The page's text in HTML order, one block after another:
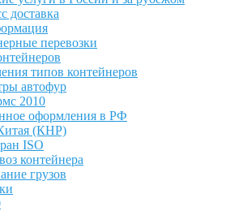
доставка
перевозки
типов контейнеров
автофур
2010
оформления в РФ
(КНР)
ISO
контейнера
грузов